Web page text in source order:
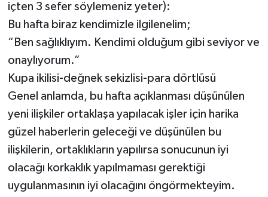
içten 3 sefer söylemeniz yeter):
Bu hafta biraz kendimizle ilgilenelim;
“Ben sağlıklıyım. Kendimi olduğum gibi seviyor ve
onaylıyorum.”
Kupa ikilisi-değnek sekizlisi-para dörtlüsü
Genel anlamda, bu hafta açıklanması düşünülen
yeni ilişkiler ortaklaşa yapılacak işler için harika
güzel haberlerin geleceği ve düşünülen bu
ilişkilerin, ortaklıkların yapılırsa sonucunun iyi
olacağı korkaklık yapılmaması gerektiği
uygulanmasının iyi olacağını öngörmekteyim.